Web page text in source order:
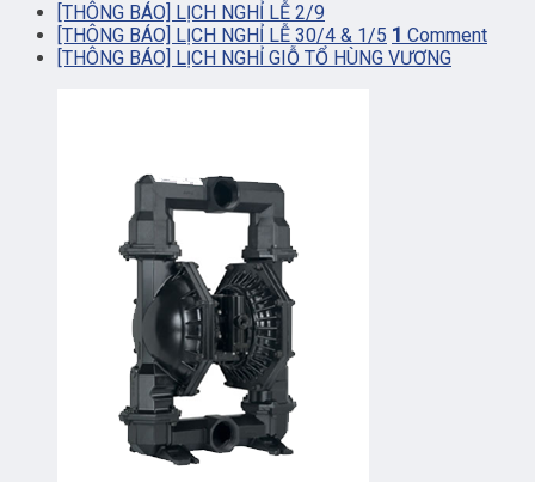
[THÔNG BÁO] LỊCH NGHỈ LỄ 2/9
[THÔNG BÁO] LỊCH NGHỈ LỄ 30/4 & 1/5 1 Comment
[THÔNG BÁO] LỊCH NGHỈ GIỖ TỔ HÙNG VƯƠNG